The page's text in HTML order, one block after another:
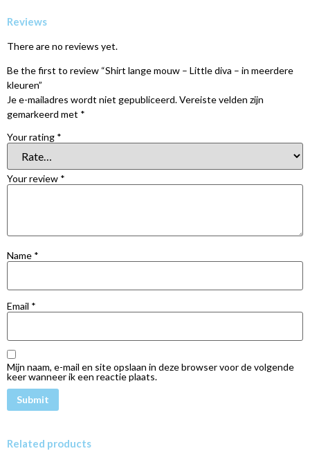
Reviews
There are no reviews yet.
Be the first to review “Shirt lange mouw – Little diva – in meerdere
kleuren”
Je e-mailadres wordt niet gepubliceerd.Vereiste velden zijn
gemarkeerd met *
Your rating *
Your review *
Name *
Email *
Mijn naam, e-mail en site opslaan in deze browser voor de volgende
keer wanneer ik een reactie plaats.
Related products